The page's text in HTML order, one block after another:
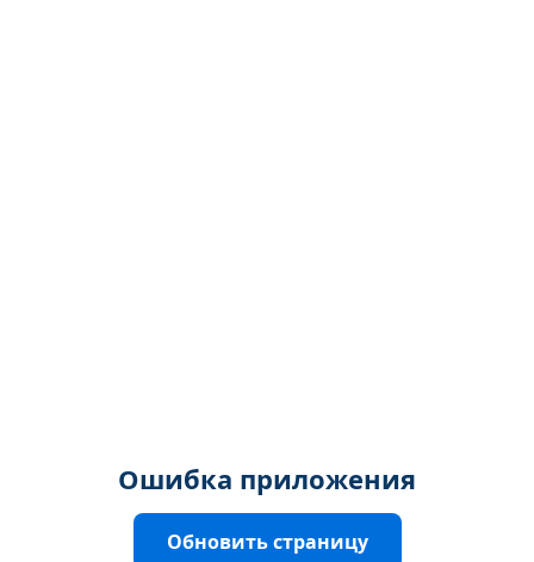
Ошибка приложения
Обновить страницу